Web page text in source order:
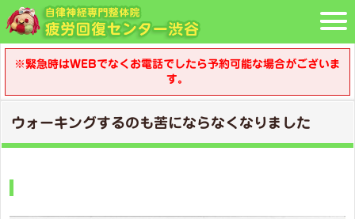
※緊急時はWEBでなくお電話でしたら予約可能な場合がございま
す。
ウォーキングするのも苦にならなくなりました